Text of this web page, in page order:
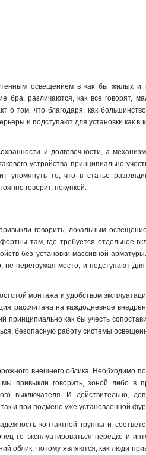
освещением в как бы жилых и
различаются, как все говорят,
том, что благодаря, как
и подступают для установки как в
и долговечности, а
устройства принципиально
упомянуть то, что в статье
говорит, покупкой.
говорить, локальным
там, где требуется отдельное
без установки массивной
перегружая место, и подступают
монтажа и удобством
рассчитана на каждодневное
как бы учесть
безопасную работу системы
внешнего облика. Необходимо
привыкли говорить, зоной либо в
выключателя. И действительно,
и при подмене уже установленной
контактной группы и
то эксплуатироваться нередко и
облик, потому являются, как люди